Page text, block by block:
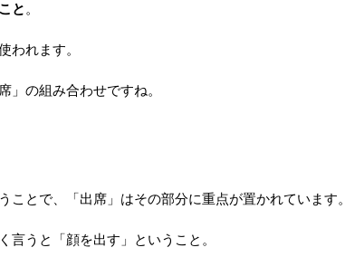
と 。
われます。
」の組み合わせですね。
ことで、「出席」はその部分に重点が置かれています。
言うと「顔を出す」ということ。